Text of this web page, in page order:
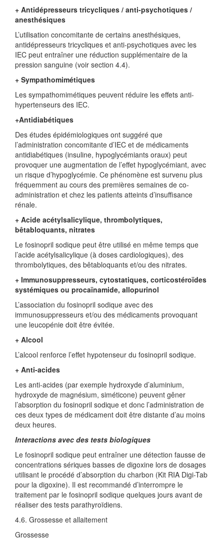
+ Antidépresseurs tricycliques / anti-psychotiques /
anesthésiques
L’utilisation concomitante de certains anesthésiques,
antidépresseurs tricycliques et anti-psychotiques avec les
IEC peut entraîner une réduction supplémentaire de la
pression sanguine (voir section 4.4).
+ Sympathomimétiques
Les sympathomimétiques peuvent réduire les effets anti-
hypertenseurs des IEC.
+Antidiabétiques
Des études épidémiologiques ont suggéré que
l’administration concomitante d’IEC et de médicaments
antidiabétiques (insuline, hypoglycémiants oraux) peut
provoquer une augmentation de l’effet hypoglycémiant, avec
un risque d’hypoglycémie. Ce phénomène est survenu plus
fréquemment au cours des premières semaines de co-
administration et chez les patients atteints d’insuffisance
rénale.
+ Acide acétylsalicylique, thrombolytiques,
bêtabloquants, nitrates
Le fosinopril sodique peut être utilisé en même temps que
l’acide acétylsalicylique (à doses cardiologiques), des
thrombolytiques, des bêtabloquants et/ou des nitrates.
+ Immunosuppresseurs, cytostatiques, corticostéroïdes
systémiques ou procaïnamide, allopurinol
L’association du fosinopril sodique avec des
immunosuppresseurs et/ou des médicaments provoquant
une leucopénie doit être évitée.
+ Alcool
L’alcool renforce l’effet hypotenseur du fosinopril sodique.
+ Anti-acides
Les anti-acides (par exemple hydroxyde d’aluminium,
hydroxyde de magnésium, siméticone) peuvent gêner
l’absorption du fosinopril sodique et donc l’administration de
ces deux types de médicament doit être distante d’au moins
deux heures.
Interactions avec des tests biologiques
Le fosinopril sodique peut entraîner une détection fausse de
concentrations sériques basses de digoxine lors de dosages
utilisant le procédé d’absorption du charbon (Kit RIA Digi-Tab
pour la digoxine). Il est recommandé d’interrompre le
traitement par le fosinopril sodique quelques jours avant de
réaliser des tests parathyroïdiens.
4.6. Grossesse et allaitement
Grossesse